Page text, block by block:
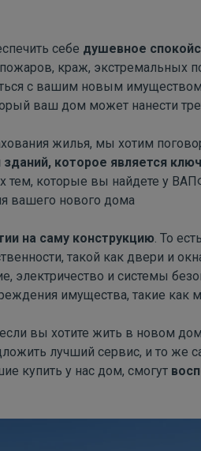
себе душевное
краж, экстремальных
с вашим новым
ваш дом может нанести
жилья, мы хотим
зданий, которое является
тем, которые вы найдете у
вашего нового дома
на саму конструкцию. То
такой как двери и
электричество и системы
имущества, такие как
вы хотите жить в новом
лучший сервис, и то же
купить у нас дом, смогут